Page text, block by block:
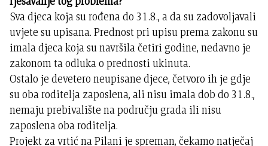
Sva djeca koja su rođena do 31.8., a da su zadovoljavali
uvjete su upisana. Prednost pri upisu prema zakonu su
imala djeca koja su navršila četiri godine, nedavno je
zakonom ta odluka o prednosti ukinuta.
Ostalo je devetero neupisane djece, četvoro ih je gdje
su oba roditelja zaposlena, ali nisu imala dob do 31.8.,
nemaju prebivalište na području grada ili nisu
zaposlena oba roditelja.
Projekt za vrtić na Pilani je spreman, čekamo natječaj